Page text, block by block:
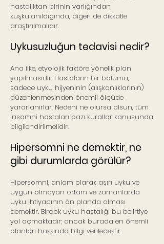
hastalıktan birinin varlığından
kuşkulanıldığında, diğeri de dikkatle
araştırılmalıdır.
Uykusuzluğun tedavisi nedir?
Ana ilke, etyolojik faktöre yönelik plan
yapılmasıdır. Hastaların bir bölümü,
sadece uyku hijyeninin (alışkanlıklarının)
düzenlenmesinden önemli ölçüde
yararlanırlar. Nedeni ne olursa olsun, tüm
insomni hastaları bazı kurallar konusunda
bilgilendirilmelidir.
Hipersomni ne demektir, ne
gibi durumlarda görülür?
Hipersomni, anlam olarak aşırı uyku ve
uygun olmayan ortam ve zamanlarda
uyku ihtiyacının ön planda olması
demektir. Birçok uyku hastalığı bu belirtiye
yol açmaktadır; ancak burada en önemli
olanları hakkında bilgi verilecektir.